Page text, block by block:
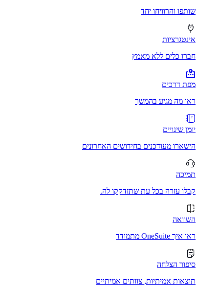
שותפו והרוויחו יחד
אינטגרציות
חברו כלים ללא מאמץ
מפת דרכים
ראו מה מגיע בהמשך
יומן שינויים
הישארו מעודכנים בחידושים האחרונים
תמיכה
קבלו עזרה בכל עת שתזדקקו לה.
השוואה
ראו איך OneSuite מתמודד
סיפור הצלחה
תוצאות אמיתיות, צוותים אמיתיים